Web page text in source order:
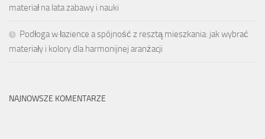
materiał na lata zabawy i nauki
Podłoga w łazience a spójność z resztą mieszkania: jak wybrać
materiały i kolory dla harmonijnej aranżacji
NAJNOWSZE KOMENTARZE